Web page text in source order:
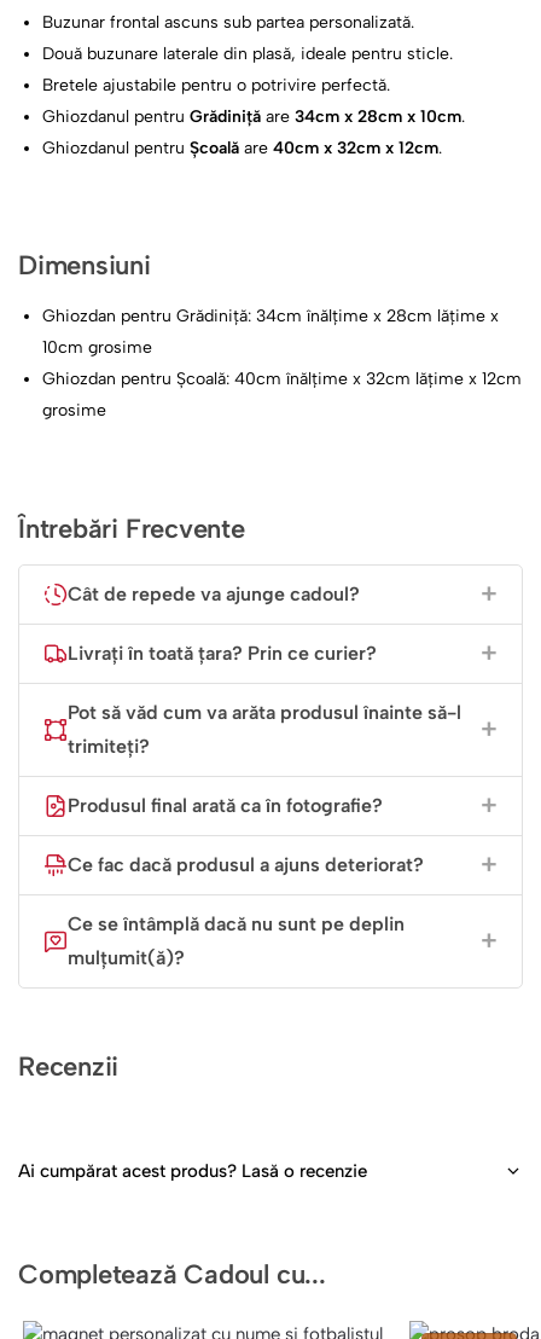
Buzunar frontal ascuns sub partea personalizată.
Două buzunare laterale din plasă, ideale pentru sticle.
Bretele ajustabile pentru o potrivire perfectă.
Ghiozdanul pentru Grădiniță are 34cm x 28cm x 10cm.
Ghiozdanul pentru Școală are 40cm x 32cm x 12cm.
Dimensiuni
Ghiozdan pentru Grădiniță: 34cm înălțime x 28cm lățime x
10cm grosime
Ghiozdan pentru Școală: 40cm înălțime x 32cm lățime x 12cm
grosime
Întrebări Frecvente
Cât de repede va ajunge cadoul?
Livrați în toată țara? Prin ce curier?
Pot să văd cum va arăta produsul înainte să-l
trimiteți?
Produsul final arată ca în fotografie?
Ce fac dacă produsul a ajuns deteriorat?
Ce se întâmplă dacă nu sunt pe deplin
mulțumit(ă)?
Recenzii
Ai cumpărat acest produs? Lasă o recenzie
Completează Cadoul cu...